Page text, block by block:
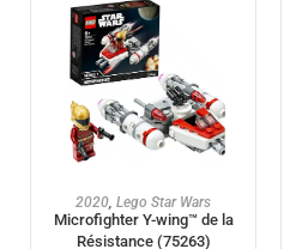
AJOUTER AU PANIER
2020, Lego Star Wars
Microfighter Y-wing™ de la
Résistance (75263)